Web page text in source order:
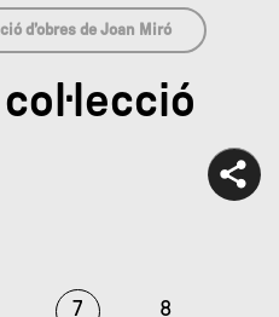
d’obres de Joan Miró
7 8